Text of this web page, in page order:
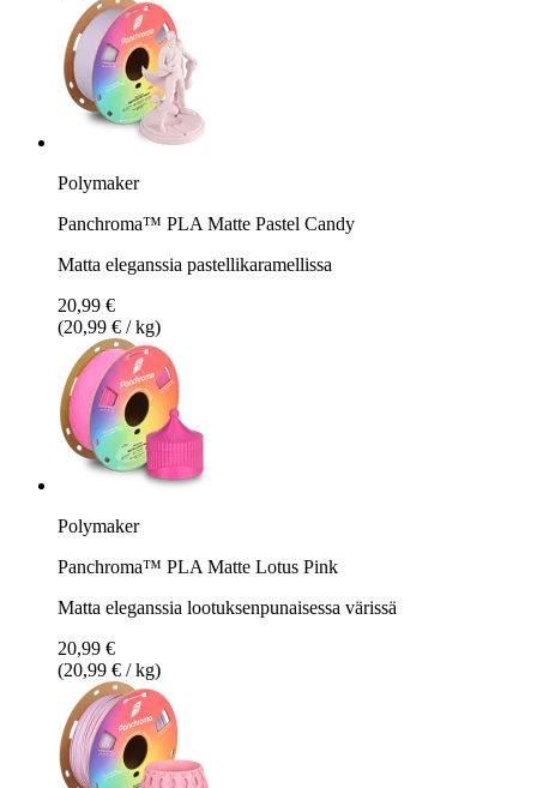
Polymaker
Panchroma™ PLA Matte Pastel Candy
Matta eleganssia pastellikaramellissa
20,99 €
(20,99 € / kg)
Polymaker
Panchroma™ PLA Matte Lotus Pink
Matta eleganssia lootuksenpunaisessa värissä
20,99 €
(20,99 € / kg)